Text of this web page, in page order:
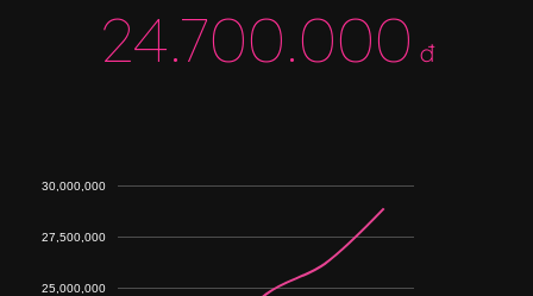
24.700.000 đ
25,000,000
27,500,000
30,000,000